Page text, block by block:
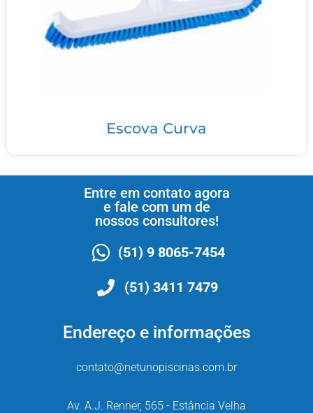
Escova Curva
Entre em contato agora
e fale com um de
nossos consultores!
(51) 9 8065-7454
(51) 3411 7479
Endereço e informações
contato@netunopiscinas.com.br
Av. A.J. Renner, 565 - Estância Velha